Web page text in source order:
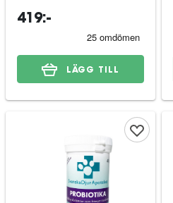
419:-
LÄGG TILL